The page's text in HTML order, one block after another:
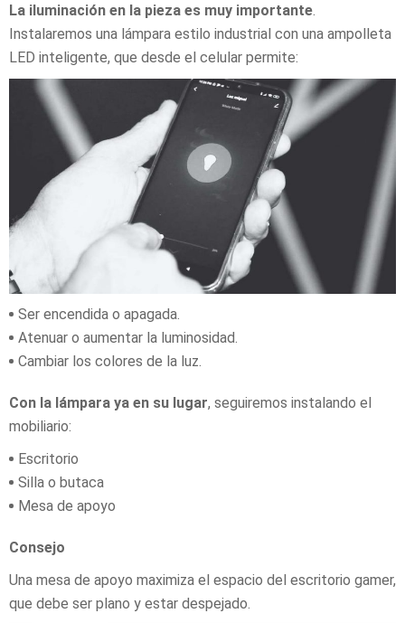
La iluminación en la pieza es muy importante
Instalaremos una lámpara estilo industrial con una ampolleta
LED inteligente, que desde el celular permite:
Ser encendida o apagada.
Atenuar o aumentar la luminosidad.
Cambiar los colores de la luz.
Con la lámpara ya en su lugar, seguiremos instalando el
mobiliario:
Escritorio
Silla o butaca
Mesa de apoyo
Consejo
Una mesa de apoyo maximiza el espacio del escritorio gamer,
que debe ser plano y estar despejado.